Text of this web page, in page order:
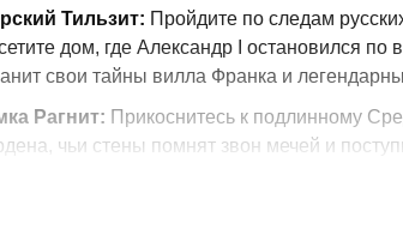
Тильзит: Пройдите по следам
дом, где Александр I остановился
свои тайны вилла Франка и
Рагнит: Прикоснитесь к подлинному
чьи стены помнят звон мечей и
сорта сыра прямо с производства и